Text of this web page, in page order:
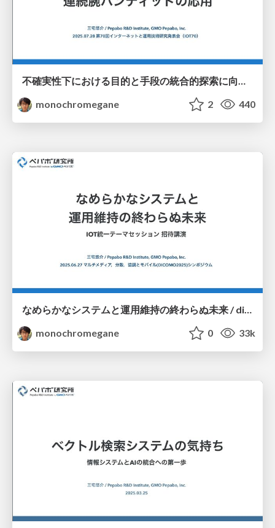
不確実性下における目的と手段の統合的探索に向けた連続腕バンディットの応用 / iot70_gp_rff_mab
monochromegane
2 440
monochromegane
0 33k